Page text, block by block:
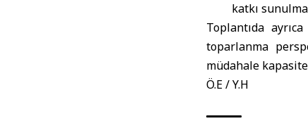
katkı
Toplantıda
toparlanma
müdahale
Ö.E / Y.H